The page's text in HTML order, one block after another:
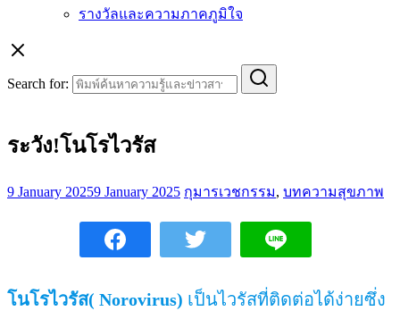
รางวัลและความภาคภูมิใจ
Search for:
ระวัง!โนโรไวรัส
9 January 20259 January 2025 กุมารเวชกรรม, บทความสุขภาพ
โนโรไวรัส( Norovirus) เป็นไวรัสที่ติดต่อได้ง่ายซึ่ง